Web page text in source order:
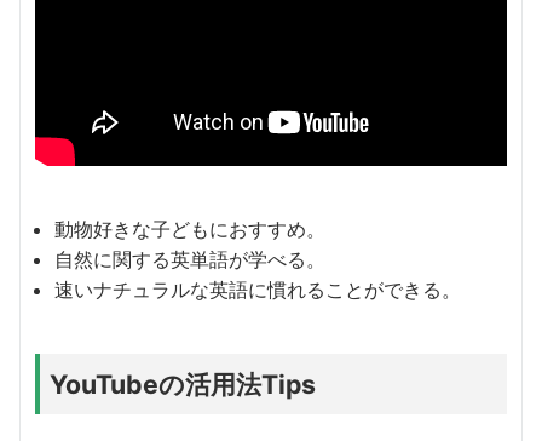
動物好きな子どもにおすすめ。
自然に関する英単語が学べる。
速いナチュラルな英語に慣れることができる。
YouTubeの活用法Tips